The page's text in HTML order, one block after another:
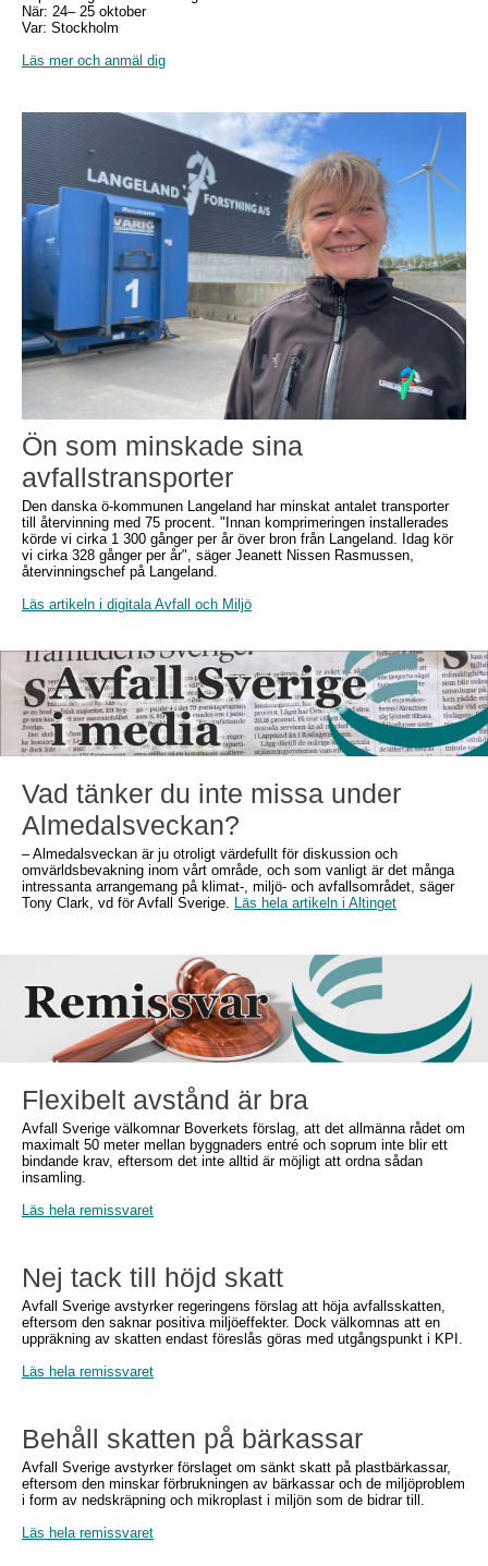
När: 24– 25 oktober
Var: Stockholm
Läs mer och anmäl dig
Ön som minskade sina
avfallstransporter
Den danska ö-kommunen Langeland har minskat antalet transporter
till återvinning med 75 procent. "Innan komprimeringen installerades
körde vi cirka 1 300 gånger per år över bron från Langeland. Idag kör
vi cirka 328 gånger per år", säger Jeanett Nissen Rasmussen,
återvinningschef på Langeland.
Läs artikeln i digitala Avfall och Miljö
Vad tänker du inte missa under
Almedalsveckan?
– Almedalsveckan är ju otroligt värdefullt för diskussion och
omvärldsbevakning inom vårt område, och som vanligt är det många
intressanta arrangemang på klimat-, miljö- och avfallsområdet, säger
Tony Clark, vd för Avfall Sverige. Läs hela artikeln i Altinget
Flexibelt avstånd är bra
Avfall Sverige välkomnar Boverkets förslag, att det allmänna rådet om
maximalt 50 meter mellan byggnaders entré och soprum inte blir ett
bindande krav, eftersom det inte alltid är möjligt att ordna sådan
insamling.
Läs hela remissvaret
Nej tack till höjd skatt
Avfall Sverige avstyrker regeringens förslag att höja avfallsskatten,
eftersom den saknar positiva miljöeffekter. Dock välkomnas att en
uppräkning av skatten endast föreslås göras med utgångspunkt i KPI.
Läs hela remissvaret
Behåll skatten på bärkassar
Avfall Sverige avstyrker förslaget om sänkt skatt på plastbärkassar,
eftersom den minskar förbrukningen av bärkassar och de miljöproblem
i form av nedskräpning och mikroplast i miljön som de bidrar till.
Läs hela remissvaret